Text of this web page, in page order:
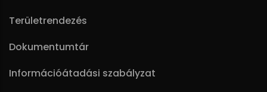
Területrendezés
Dokumentumtár
Információátadási szabályzat